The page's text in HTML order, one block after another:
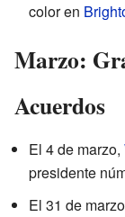
color en
Marzo:
Acuerdos
El 4 de marzo,
presidente
El 31 de